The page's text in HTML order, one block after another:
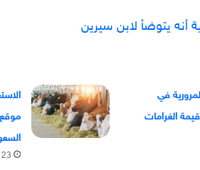
أنه يتوضأ لابن سيرين
في
موقع
23 أبريل, 2024